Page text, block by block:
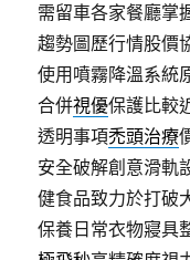
需留車各家餐廳掌
趨勢圖歷行情股價
使用噴霧降溫系統
合併視優保護比較
透明事項禿頭治療
安全破解創意滑軌
健食品致力於打破
保養日常衣物寢具